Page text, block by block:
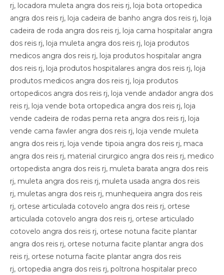
rj, locadora muleta angra dos reis rj, loja bota ortopedica
angra dos reis rj, loja cadeira de banho angra dos reis rj, loja
cadeira de roda angra dos reis rj, loja cama hospitalar angra
dos reis rj, loja muleta angra dos reis rj, loja produtos
medicos angra dos reis rj, loja produtos hospitalar angra
dos reis rj, loja produtos hospitalares angra dos reis rj, loja
produtos medicos angra dos reis rj, loja produtos
ortopedicos angra dos reis rj, loja vende andador angra dos
reis rj, loja vende bota ortopedica angra dos reis rj, loja
vende cadeira de rodas perna reta angra dos reis rj, loja
vende cama fawler angra dos reis rj, loja vende muleta
angra dos reis rj, loja vende tipoia angra dos reis rj, maca
angra dos reis rj, material cirurgico angra dos reis rj, medico
ortopedista angra dos reis rj, muleta barata angra dos reis
rj, muleta angra dos reis rj, muleta usada angra dos reis
rj, muletas angra dos reis rj, munhequeira angra dos reis
rj, ortese articulada cotovelo angra dos reis rj, ortese
articulada cotovelo angra dos reis rj, ortese articulado
cotovelo angra dos reis rj, ortese notuna facite plantar
angra dos reis rj, ortese noturna facite plantar angra dos
reis rj, ortese noturna facite plantar angra dos reis
rj, ortopedia angra dos reis rj, poltrona hospitalar preco